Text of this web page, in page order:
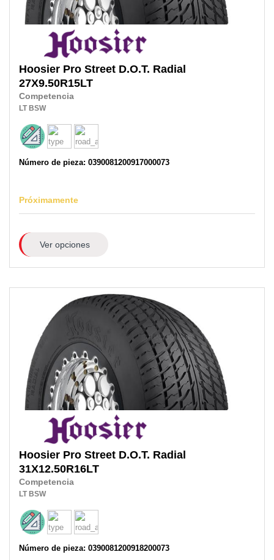
Hoosier Pro Street D.O.T. Radial
27X9.50R15LT
Competencia
LT BSW
Número de pieza: 0390081200917000073
Próximamente
Ver opciones
Hoosier Pro Street D.O.T. Radial
31X12.50R16LT
Competencia
LT BSW
Número de pieza: 0390081200918200073